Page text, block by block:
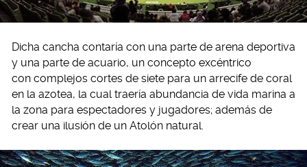
Dicha cancha contaría con una parte de arena deportiva
y una parte de acuario, un concepto excéntrico
con complejos cortes de siete para un arrecife de coral
en la azotea, la cual traería abundancia de vida marina a
la zona para espectadores y jugadores; además de
crear una ilusión de un Atolón natural.